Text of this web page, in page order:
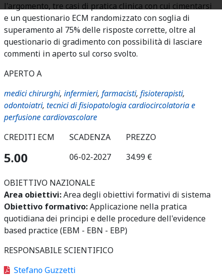
l'argomento, tre casi di pratica clinica con cui cimentarsi
e un questionario ECM randomizzato con soglia di
superamento al 75% delle risposte corrette, oltre al
questionario di gradimento con possibilità di lasciare
commenti in aperto sul corso svolto.
APERTO A
medici chirurghi, infermieri, farmacisti, fisioterapisti,
odontoiatri, tecnici di fisiopatologia cardiocircolatoria e
perfusione cardiovascolare
CREDITI ECM
5.00
SCADENZA
06-02-2027
PREZZO
34.99 €
OBIETTIVO NAZIONALE
Area obiettivi:Area degli obiettivi formativi di sistema
Obiettivo formativo:Applicazione nella pratica
quotidiana dei principi e delle procedure dell'evidence
based practice (EBM - EBN - EBP)
RESPONSABILE SCIENTIFICO
Stefano Guzzetti